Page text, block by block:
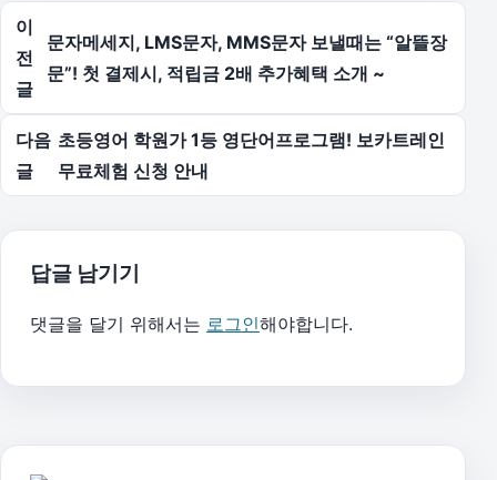
글 탐색
이
전
글
문자메세지, LMS문자, MMS문자 보낼때는 “알뜰장
문”! 첫 결제시, 적립금 2배 추가혜택 소개 ~
다음
글
초등영어 학원가 1등 영단어프로그램! 보카트레인
무료체험 신청 안내
답글 남기기
댓글을 달기 위해서는 로그인해야합니다.